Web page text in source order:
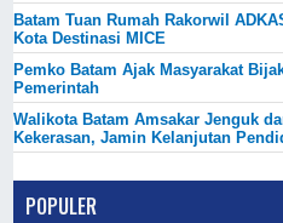
Batam Tuan Rumah Rakorwil
Kota Destinasi MICE
Pemko Batam Ajak Masyarakat
Pemerintah
Walikota Batam Amsakar Jenguk
Kekerasan, Jamin Kelanjutan
POPULER